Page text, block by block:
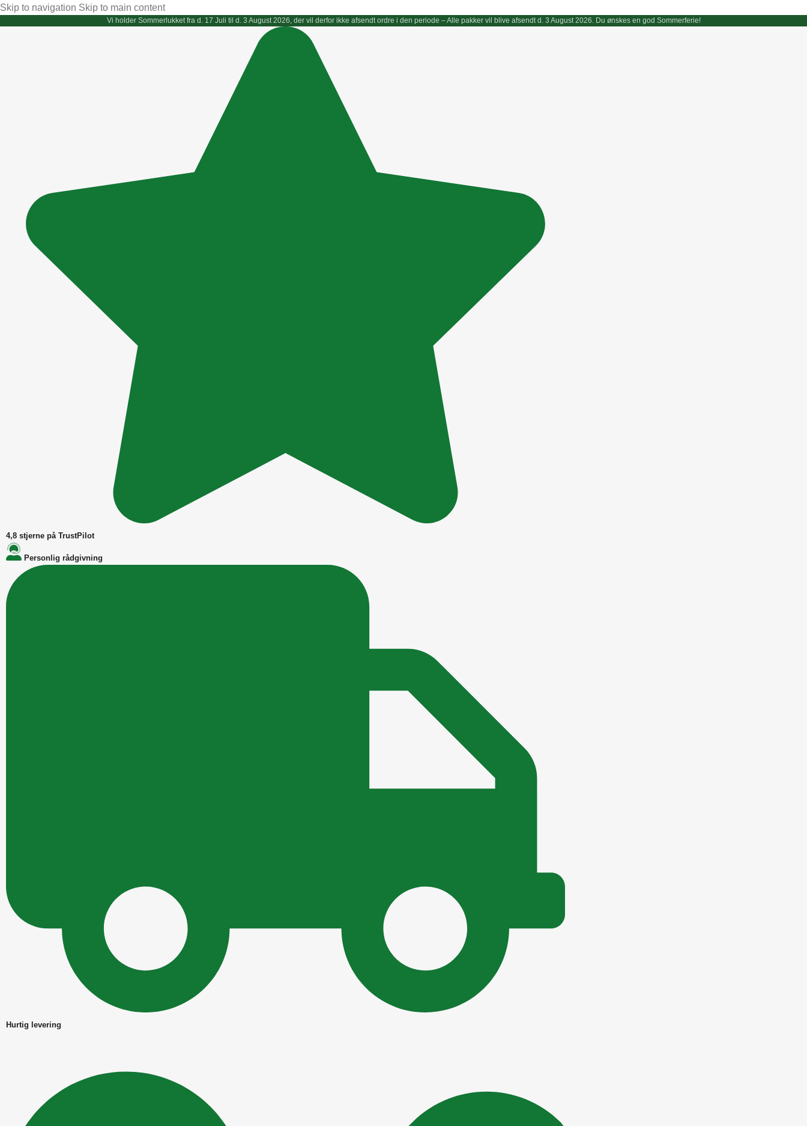
Skip to navigation Skip to main content
Vi holderSommerlukketfra d. 17 Juli til d. 3 August 2026, der vil derfor ikke afsendt ordre i den periode – Alle pakker vil blive afsendt d. 3 August 2026. Du ønskes en god Sommerferie!
4,8 stjerne på TrustPilot
Personlig rådgivning
Hurtig levering